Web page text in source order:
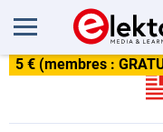
5 € (membres :